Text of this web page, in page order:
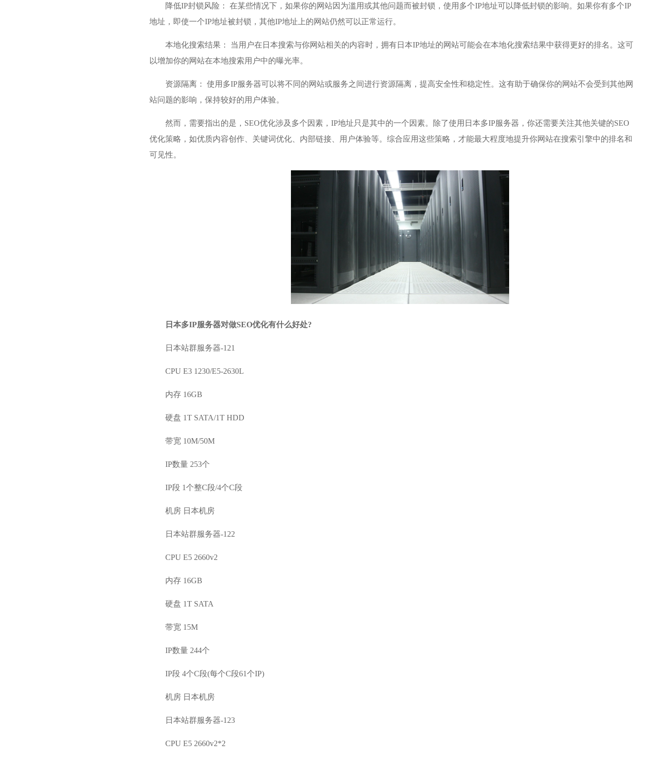
降低IP封锁风险： 在某些情况下，如果你的网站因为滥用或其他问题而被封锁，使用多个IP地址可以降低封锁的影响。如果你有多个IP
地址，即使一个IP地址被封锁，其他IP地址上的网站仍然可以正常运行。
本地化搜索结果： 当用户在日本搜索与你网站相关的内容时，拥有日本IP地址的网站可能会在本地化搜索结果中获得更好的排名。这可
以增加你的网站在本地搜索用户中的曝光率。
资源隔离： 使用 多IP服务器可以将不同的网站或服务之间进行资源隔离，提高安全性和稳定性。这有助于确保你的网站不会受到其他网
站问题的影响，保持较好的用户体验。
然而，需要指出的是，SEO优化涉及多个因素，IP地址只是其中的一个因素。除了使用日本多IP服务器，你还需要关注其他关键的SEO
优化策略，如优质内容创作、关键词优化、内部链接、用户体验等。综合应用这些策略，才能最大程度地提升你网站在搜索引擎中的排名和
可见性。
日本多IP服务器对做SEO优化有什么好处?
日本站群服务器-121
CPU E3 1230/E5-2630L
内存 16GB
硬盘 1T SATA/1T HDD
带宽 10M/50M
IP数量 253个
IP段 1个整C段/4个C段
机房 日本机房
日本站群服务器-122
CPU E5 2660v2
内存 16GB
硬盘 1T SATA
带宽 15M
IP数量 244个
IP段 4个C段(每个C段61个IP)
机房 日本机房
日本站群服务器-123
CPU E5 2660v2*2